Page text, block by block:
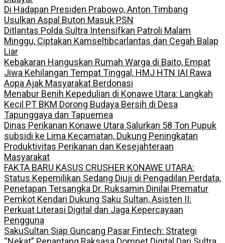
Di Hadapan Presiden Prabowo, Anton Timbang
Usulkan Aspal Buton Masuk PSN
Ditlantas Polda Sultra Intensifkan Patroli Malam
Minggu, Ciptakan Kamseltibcarlantas dan Cegah Balap
Liar
Kebakaran Hanguskan Rumah Warga di Baito, Empat
Jiwa Kehilangan Tempat Tinggal, HMJ HTN IAI Rawa
Aopa Ajak Masyarakat Berdonasi
Menabur Benih Kepedulian di Konawe Utara: Langkah
Kecil PT BKM Dorong Budaya Bersih di Desa
Tapunggaya dan Tapuemea
Dinas Perikanan Konawe Utara Salurkan 58 Ton Pupuk
subsidi ke Lima Kecamatan, Dukung Peningkatan
Produktivitas Perikanan dan Kesejahteraan
Masyarakat
FAKTA BARU KASUS CRUSHER KONAWE UTARA:
Status Kepemilikan Sedang Diuji di Pengadilan Perdata,
Penetapan Tersangka Dr. Ruksamin Dinilai Prematur
Pemkot Kendari Dukung Saku Sultan, Asisten II:
Perkuat Literasi Digital dan Jaga Kepercayaan
Pengguna
SakuSultan Siap Guncang Pasar Fintech: Strategi